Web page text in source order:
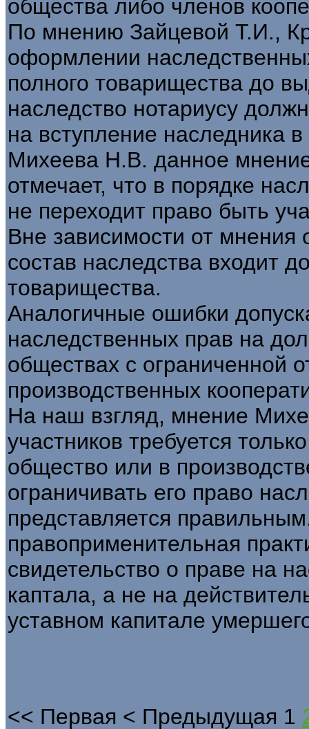
общества либо членов
По мнению Зайцевой Т.И.,
оформлении
полного товарищества до
наследство нотариусу
на вступление наследника
Михеева Н.В. данное
отмечает, что в порядке
не переходит право быть
Вне зависимости от
состав наследства входит
товарищества.
Аналогичные ошибки
наследственных прав на
обществах с ограниченной
производственных
На наш взгляд, мнение
участников требуется
общество или в
ограничивать его право
представляется
правоприменительная
свидетельство о праве на
каптала, а не на
уставном капитале
<< Первая < Предыдущая 1